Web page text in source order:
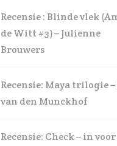
Recensie : Blinde vlek
de Witt #3) – Julienne
Brouwers
Recensie: Maya trilogie –
van den Munckhof
Recensie: Check – in voor